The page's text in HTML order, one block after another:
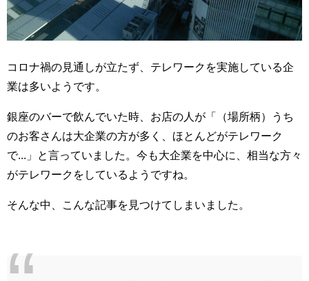
コロナ禍の見通しが立たず、テレワークを実施している企
業は多いようです。
銀座のバーで飲んでいた時、お店の人が「（場所柄）うち
のお客さんは大企業の方が多く、ほとんどがテレワーク
で...」と言っていました。今も大企業を中心に、相当な方々
がテレワークをしているようですね。
そんな中、こんな記事を見つけてしまいました。